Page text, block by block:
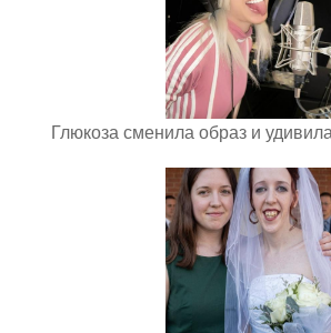
Глюкоза сменила образ и